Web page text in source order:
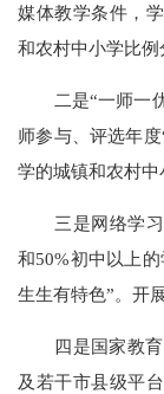
媒体教学条件，
和农村中小学比例
二是“一师一优
师参与、评选年
学的城镇和农村中
三是网络学习
和50%初中以上
生生有特色”。开
四是国家教育
及若干市县级平